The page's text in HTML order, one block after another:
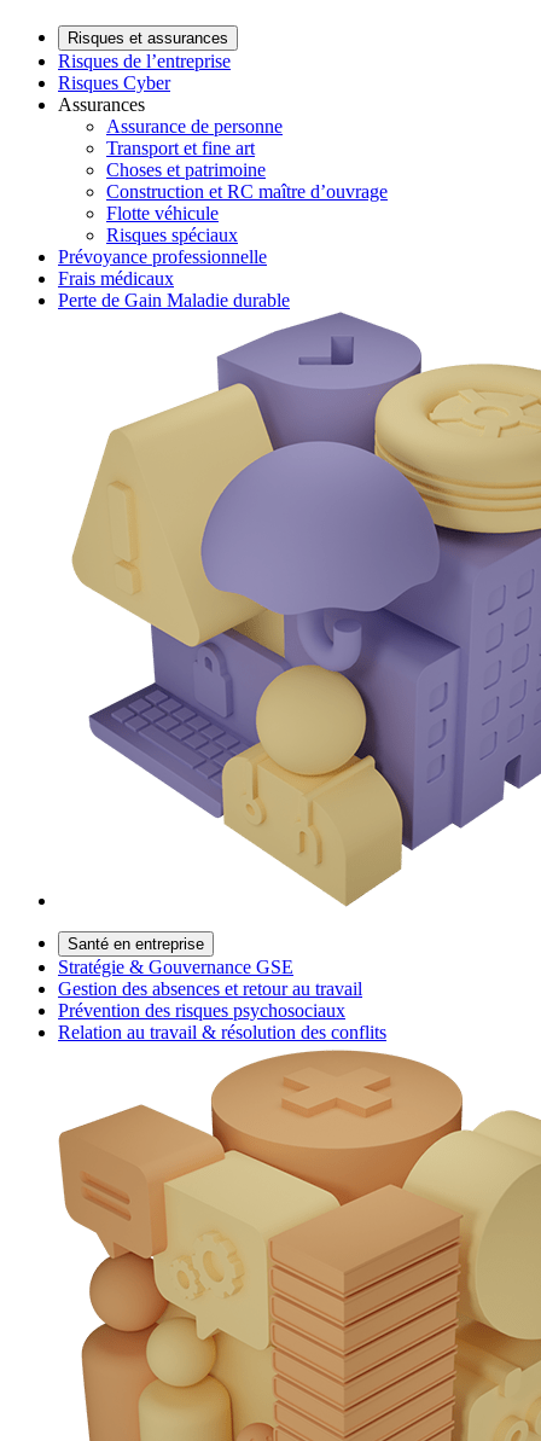
Risques et assurances
Risques de l’entreprise
Risques Cyber
Assurances
Assurance de personne
Transport et fine art
Choses et patrimoine
Construction et RC maître d’ouvrage
Flotte véhicule
Risques spéciaux
Prévoyance professionnelle
Frais médicaux
Perte de Gain Maladie durable
Santé en entreprise
Stratégie & Gouvernance GSE
Gestion des absences et retour au travail
Prévention des risques psychosociaux
Relation au travail & résolution des conflits